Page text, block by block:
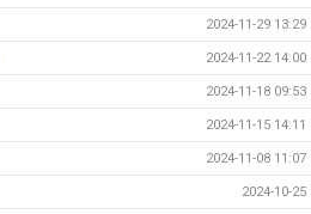
2024-11-29 13:29
2024-11-22 14:00
2024-11-18 09:53
2024-11-15 14:11
2024-11-08 11:07
2024-10-25